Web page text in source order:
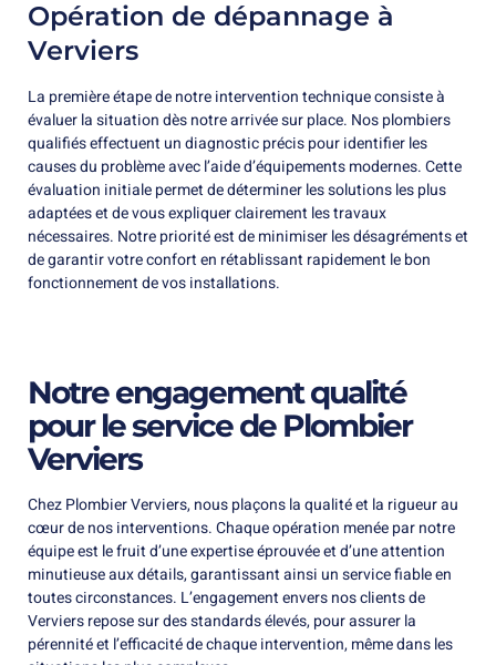
Opération de dépannage à
Verviers
La première étape de notre intervention technique consiste à
évaluer la situation dès notre arrivée sur place. Nos plombiers
qualifiés effectuent un diagnostic précis pour identifier les
causes du problème avec l’aide d’équipements modernes. Cette
évaluation initiale permet de déterminer les solutions les plus
adaptées et de vous expliquer clairement les travaux
nécessaires. Notre priorité est de minimiser les désagréments et
de garantir votre confort en rétablissant rapidement le bon
fonctionnement de vos installations.
Notre engagement qualité
pour le service de Plombier
Verviers
Chez Plombier Verviers, nous plaçons la qualité et la rigueur au
cœur de nos interventions. Chaque opération menée par notre
équipe est le fruit d’une expertise éprouvée et d’une attention
minutieuse aux détails, garantissant ainsi un service fiable en
toutes circonstances. L’engagement envers nos clients de
Verviers repose sur des standards élevés, pour assurer la
pérennité et l’efficacité de chaque intervention, même dans les